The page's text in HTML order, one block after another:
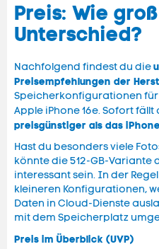
Preis: Wie
Unterschied?
Nachfolgend findest du die
Preisempfehlungen der
Speicherkonfigurationen für
Apple iPhone 16e. Sofort fällt
preisgünstiger als das
Hast du besonders viele
könnte die 512-GB-Variante
interessant sein. In der
kleineren Konfigurationen,
Daten in Cloud-Dienste
mit dem Speicherplatz
Preis im Überblick (UVP)